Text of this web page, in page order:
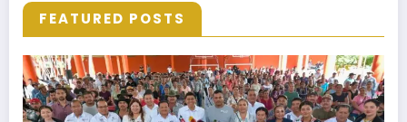
FEATURED POSTS